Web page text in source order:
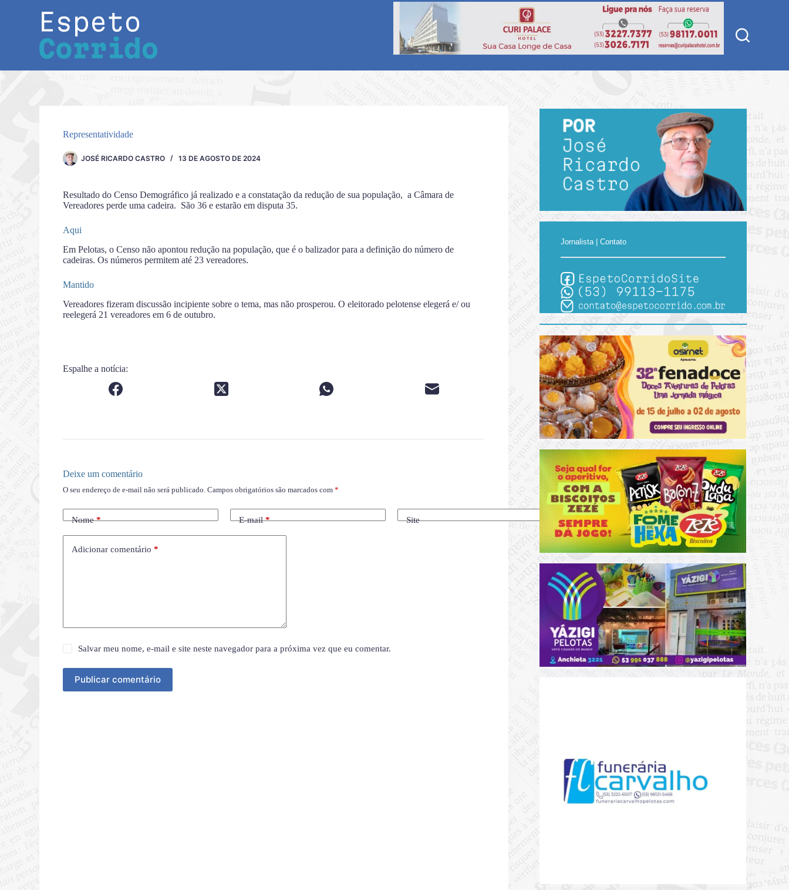
Representatividade
JOSÉ RICARDO CASTRO 13 DE AGOSTO DE 2024
Resultado do Censo Demográfico já realizado e a constatação da redução de sua população, a Câmara de
Vereadores perde uma cadeira. São 36 e estarão em disputa 35.
Aqui
Em Pelotas, o Censo não apontou redução na população, que é o balizador para a definição do número de
cadeiras. Os números permitem até 23 vereadores.
Mantido
Vereadores fizeram discussão incipiente sobre o tema, mas não prosperou. O eleitorado pelotense elegerá e/ ou
reelegerá 21 vereadores em 6 de outubro.
Espalhe a notícia:
Deixe um comentário
O seu endereço de e-mail não será publicado. Campos obrigatórios são marcados com*
Nome* E-mail* Site
Adicionar comentário *
Salvar meu nome, e-mail e site neste navegador para a próxima vez que eu comentar.
Publicar comentário
Jornalista | Contato